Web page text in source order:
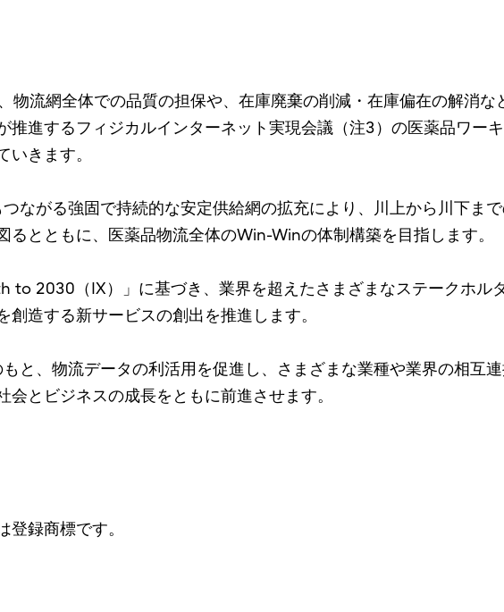
物流網全体での品質の担保や、在庫廃棄の削減・在庫偏在の解消な
進するフィジカルインターネット実現会議（注3）の医薬品ワーキ
きます。
ながる強固で持続的な安定供給網の拡充により、川上から川下ま
とともに、医薬品物流全体のWin-Winの体制構築を目指します。
2030（IX）」に基づき、業界を超えたさまざまなステークホル
造する新サービスの創出を推進します。
と、物流データの利活用を促進し、さまざまな業種や業界の相互連
とビジネスの成長をともに前進させます。
録商標です。